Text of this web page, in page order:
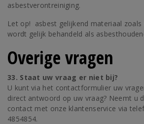
asbestverontreiniging.
Let op! asbest gelijkend materiaal
wordt gelijk behandeld als
Overige vragen
33. Staat uw vraag er niet bij?
U kunt via het contactformulier uw
direct antwoord op uw vraag? Neemt u
contact met onze klantenservice via
4854854.